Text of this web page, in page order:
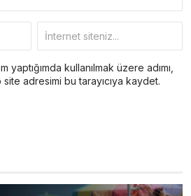
kullanılmak üzere adımı,
adresimi bu tarayıcıya kaydet.